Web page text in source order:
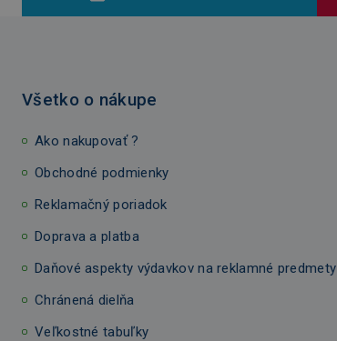
Všetko o nákupe
Ako nakupovať ?
Obchodné podmienky
Reklamačný poriadok
Doprava a platba
Daňové aspekty výdavkov na reklamné predmety
Chránená dielňa
Veľkostné tabuľky